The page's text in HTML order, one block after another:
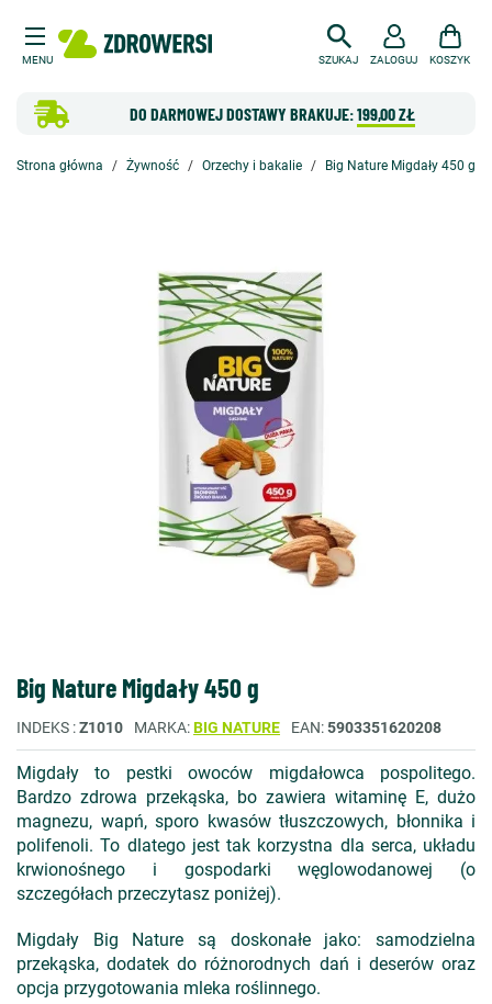
MENU SZUKAJ
DO DARMOWEJ DOSTAWY BRAKUJE:199,00 ZŁ
ZALOGUJ KOSZYK
Strona główna Żywność Orzechy i bakalie Big Nature Migdały 450 g
Big Nature Migdały 450 g
INDEKS Z1010 MARKA BIG NATURE EAN 5903351620208
Migdały to pestki owoców migdałowca pospolitego.
Bardzo zdrowa przekąska, bo zawiera witaminę E, dużo
magnezu, wapń, sporo kwasów tłuszczowych, błonnika i
polifenoli. To dlatego jest tak korzystna dla serca, układu
krwionośnego i gospodarki węglowodanowej (o
szczegółach przeczytasz poniżej).
Migdały Big Nature są doskonałe jako: samodzielna
przekąska, dodatek do różnorodnych dań i deserów oraz
opcja przygotowania mleka roślinnego.